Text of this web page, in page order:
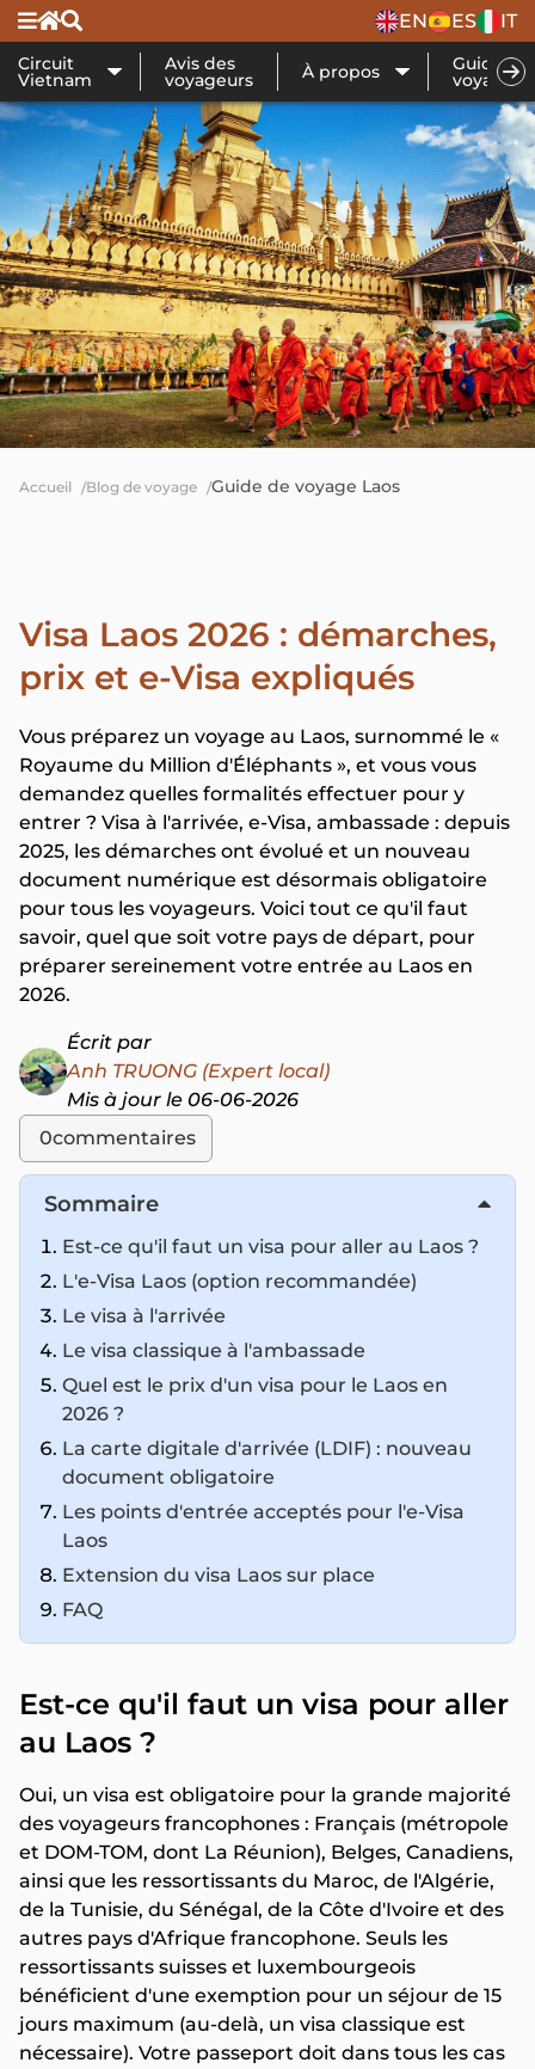
EN ES IT
Circuit
Vietnam
Avis des
voyageurs À propos Guide de
voyage
Accueil Blog de voyage Guide de voyage Laos
Visa Laos 2026 : démarches,
prix et e-Visa expliqués
Vous préparez un voyage au Laos, surnommé le «
Royaume du Million d'Éléphants », et vous vous
demandez quelles formalités effectuer pour y
entrer ? Visa à l'arrivée, e-Visa, ambassade : depuis
2025, les démarches ont évolué et un nouveau
document numérique est désormais obligatoire
pour tous les voyageurs. Voici tout ce qu'il faut
savoir, quel que soit votre pays de départ, pour
préparer sereinement votre entrée au Laos en
2026.
Écrit par
Anh TRUONG (Expert local)
Mis à jour le 06-06-2026
0commentaires
Sommaire
Est-ce qu'il faut un visa pour aller au Laos ?
L'e-Visa Laos (option recommandée)
Le visa à l'arrivée
Le visa classique à l'ambassade
Quel est le prix d'un visa pour le Laos en
2026 ?
La carte digitale d'arrivée (LDIF) : nouveau
document obligatoire
Les points d'entrée acceptés pour l'e-Visa
Laos
Extension du visa Laos sur place
FAQ
Est-ce qu'il faut un visa pour aller
au Laos ?
Oui, un visa est obligatoire pour la grande majorité
des voyageurs francophones : Français (métropole
et DOM-TOM, dont La Réunion), Belges, Canadiens,
ainsi que les ressortissants du Maroc, de l'Algérie,
de la Tunisie, du Sénégal, de la Côte d'Ivoire et des
autres pays d'Afrique francophone. Seuls les
ressortissants suisses et luxembourgeois
bénéficient d'une exemption pour un séjour de 15
jours maximum (au-delà, un visa classique est
nécessaire). Votre passeport doit dans tous les cas